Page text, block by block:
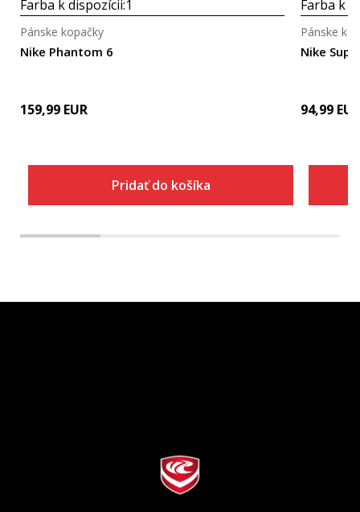
Farba k dispozícii:1
Nike Phantom 6
Pánske kopačky
159,99 EUR
Pridať do košíka
Farba k
Nike
Pánske
94,99 EUR